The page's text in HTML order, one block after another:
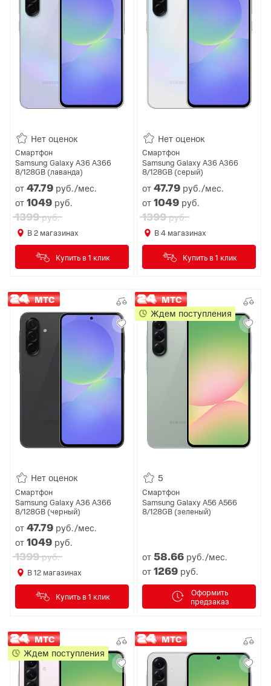
Нет оценок
Смартфон
Samsung Galaxy A36 A366
8/128GB (лаванда)
от47.79 руб./мес.
от1049 руб.
1399руб.
В2 магазинах
Купить в 1 клик
Нет оценок
Смартфон
Samsung Galaxy A36 A366
8/128GB (серый)
от47.79 руб./мес.
от1049 руб.
1399руб.
В4 магазинах
Купить в 1 клик
Нет оценок
Смартфон
Samsung Galaxy A36 A366
8/128GB (черный)
от47.79 руб./мес.
от1049 руб.
1399руб.
В12 магазинах
Купить в 1 клик
МТС
5
Смартфон
Samsung Galaxy A56 A566
8/128GB (зеленый)
от58.66 руб./мес.
от1269 руб.
Оформить
предзаказ
МТС
Ждем поступления
МТС
Ждем поступления
МТС